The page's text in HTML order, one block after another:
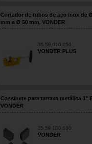
Cortador de tubos de aço inox de
mm a Ø 50 mm, VONDER
35.59.010.050
VONDER PLUS
Cossinete para tarraxa metálica 1"
VONDER
35.59.100.000
VONDER